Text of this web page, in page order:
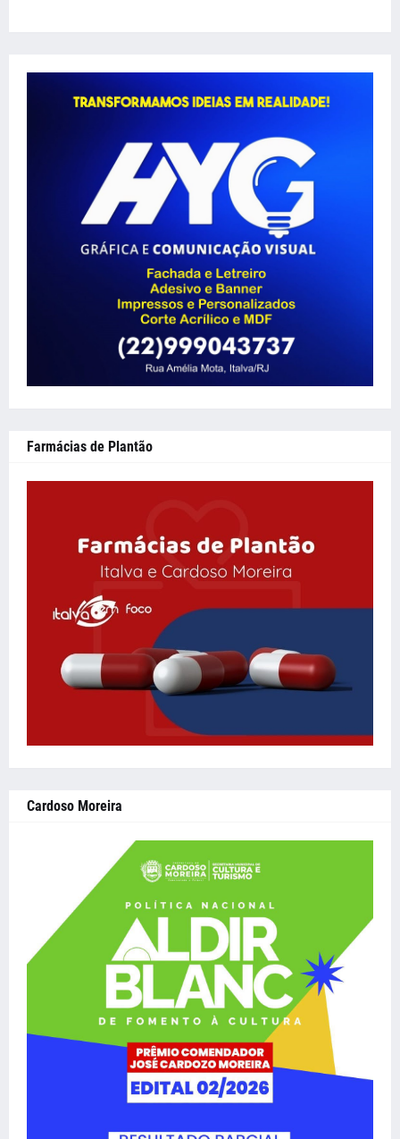
Farmácias de Plantão
Cardoso Moreira